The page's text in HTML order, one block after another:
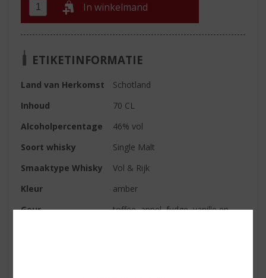
In winkelmand
ETIKETINFORMATIE
Land van Herkomst
Schotland
Inhoud
70 CL
Alcoholpercentage
46% vol
Soort whisky
Single Malt
Smaaktype Whisky
Vol & Rijk
Kleur
amber
Geur
toffee, appel, fudge, vanille en